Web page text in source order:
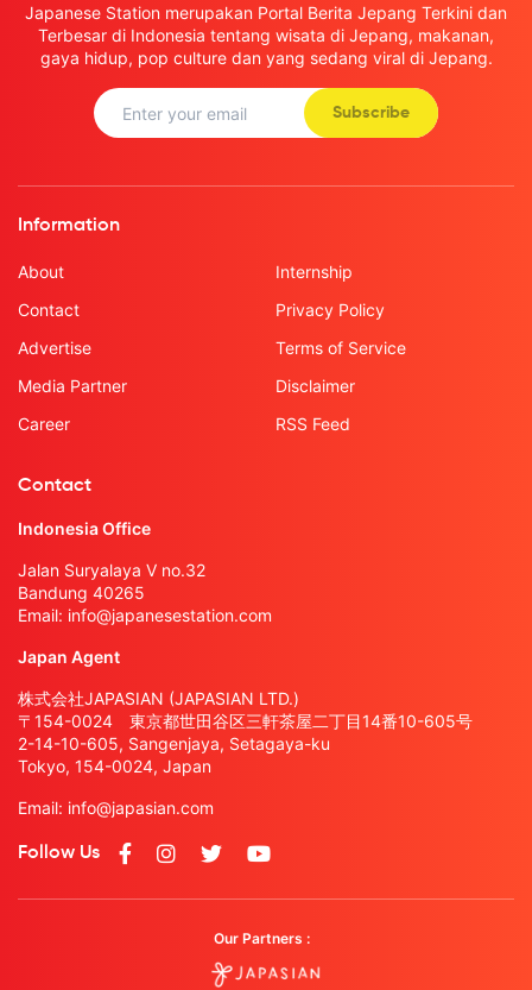
Japanese Station merupakan Portal Berita Jepang Terkini dan
Terbesar di Indonesia tentang wisata di Jepang, makanan,
gaya hidup, pop culture dan yang sedang viral di Jepang.
Subscribe
Information
About
Contact
Advertise
Media Partner
Career
Internship
Privacy Policy
Terms of Service
Disclaimer
RSS Feed
Contact
Indonesia Office
Jalan Suryalaya V no.32
Bandung 40265
Email: info@japanesestation.com
Japan Agent
株式会社JAPASIAN (JAPASIAN LTD.)
〒154-0024 東京都世田谷区三軒茶屋二丁目14番10-605号
2-14-10-605, Sangenjaya, Setagaya-ku
Tokyo, 154-0024, Japan
Email: info@japasian.com
Follow Us
Our Partners :